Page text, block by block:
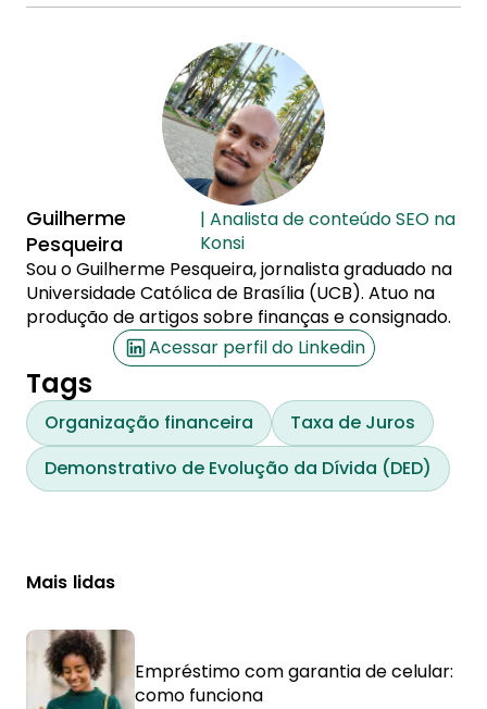
Guilherme
Pesqueira
| Analista de conteúdo SEO na
Konsi
Sou o Guilherme Pesqueira, jornalista graduado na
Universidade Católica de Brasília (UCB). Atuo na
produção de artigos sobre finanças e consignado.
Acessar perfil do Linkedin
Tags
Organização financeira
Taxa de Juros
Demonstrativo de Evolução da Dívida (DED)
Mais lidas
Empréstimo com garantia de celular:
como funciona